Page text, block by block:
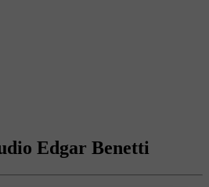
Edgar Benetti